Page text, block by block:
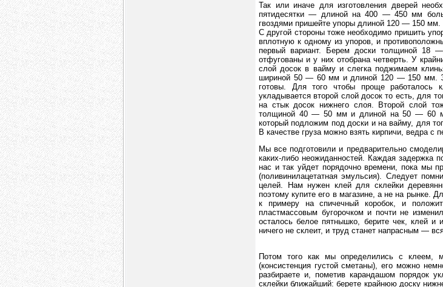
Так или иначе для изготовления дверей
пятидесятки — длиной на 400 — 450 мм
гвоздями пришейте упоры длиной 120 — 150
С другой стороны тоже необходимо пришить
вплотную к одному из упоров, и
первый вариант. Берем доски толщиной 18
отфугованы и у них отобрана четверть. У
слой досок в вайму и слегка поджимаем
шириной 50 — 60 мм и длиной 120 — 150 мм.
готовы. Для того чтобы проще работалось
укладывается второй слой досок то есть, для
на стык досок нижнего слоя. Второй слой
толщиной 40 — 50 мм и длиной на 50 — 60
который подложим под доски и на вайму, для
В качестве груза можно взять кирпичи, ведра
Мы все подготовили и предварительно
каких-либо неожиданностей. Каждая задержка
нас и так уйдет порядочно времени, пока мы
(поливинилацетатная эмульсия). Следует
целей. Нам нужен клей для склейки
поэтому купите его в магазине, а не на рынке.
к примеру на спичечный коробок, и
пластмассовым бугорочком и почти не
осталось белое пятнышко, берите чек, клей и
ничего не склеит, и труд станет напрасным —
Потом того как мы определились с клеем,
(консистенция густой сметаны), его можно
разбираете и, пометив карандашом порядок
склейки ближайший: берете крайнюю доску